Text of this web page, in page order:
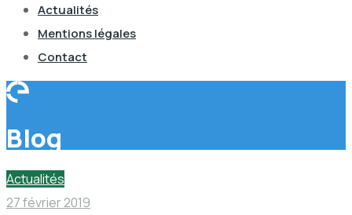
Actualités
Mentions légales
Contact
Blog
Actualités
27 février 2019